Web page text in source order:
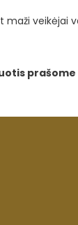
veikėjai
prašome